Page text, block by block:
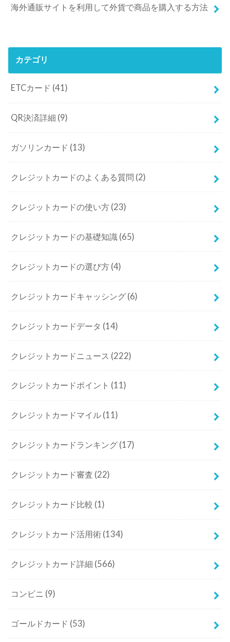
海外通販サイトを利用して外貨で商品を購入する方法
カテゴリ
ETCカード (41)
QR決済詳細 (9)
ガソリンカード (13)
クレジットカードのよくある質問 (2)
クレジットカードの使い方 (23)
クレジットカードの基礎知識 (65)
クレジットカードの選び方 (4)
クレジットカードキャッシング (6)
クレジットカードデータ (14)
クレジットカードニュース (222)
クレジットカードポイント (11)
クレジットカードマイル (11)
クレジットカードランキング (17)
クレジットカード審査 (22)
クレジットカード比較 (1)
クレジットカード活用術 (134)
クレジットカード詳細 (566)
コンビニ (9)
ゴールドカード (53)